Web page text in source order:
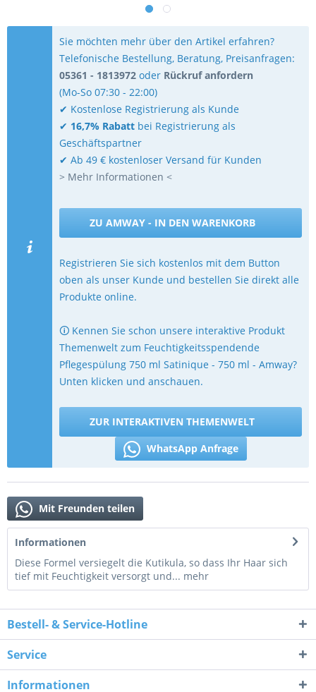
Sie möchten mehr über den Artikel erfahren?
Telefonische Bestellung, Beratung, Preisanfragen:
05361 - 1813972 oder Rückruf anfordern
(Mo-So 07:30 - 22:00)
✔ Kostenlose Registrierung als Kunde
✔ 16,7% Rabatt bei Registrierung als
Geschäftspartner
✔ Ab 49 € kostenloser Versand für Kunden
> Mehr Informationen <
ZU AMWAY - IN DEN WARENKORB
Registrieren Sie sich kostenlos mit dem Button
oben als unser Kunde und bestellen Sie direkt alle
Produkte online.
🛈 Kennen Sie schon unsere interaktive Produkt
Themenwelt zum Feuchtigkeitsspendende
Pflegespülung 750 ml Satinique - 750 ml - Amway?
Unten klicken und anschauen.
ZUR INTERAKTIVEN THEMENWELT
WhatsApp Anfrage
Mit Freunden teilen
Informationen
Diese Formel versiegelt die Kutikula, so dass Ihr Haar sich
tief mit Feuchtigkeit versorgt und... mehr
Bestell- & Service-Hotline
Service
Informationen